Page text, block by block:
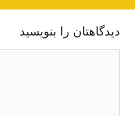
دیدگاهتان را بنویسید